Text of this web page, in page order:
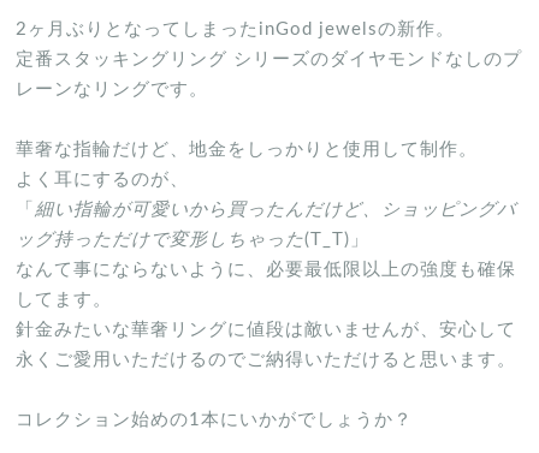
2ヶ月ぶりとなってしまったinGod jewelsの新作。
定番スタッキングリング シリーズのダイヤモンドなしのプ
レーンなリングです。
華奢な指輪だけど、地金をしっかりと使用して制作。
よく耳にするのが、
「細い指輪が可愛いから買ったんだけど、ショッピングバ
ッグ持っただけで変形しちゃった(T_T)」
なんて事にならないように、必要最低限以上の強度も確保
してます。
針金みたいな華奢リングに値段は敵いませんが、安心して
永くご愛用いただけるのでご納得いただけると思います。
コレクション始めの1本にいかがでしょうか？